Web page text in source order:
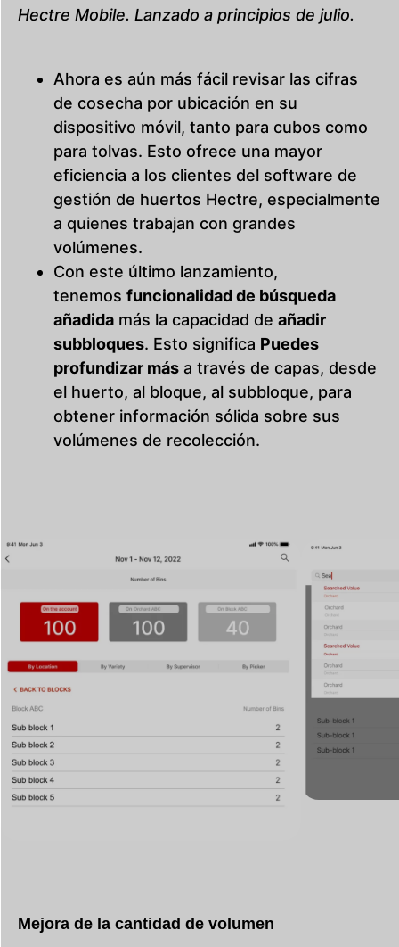
Hectre Mobile. Lanzado a principios de julio.
Ahora es aún más fácil revisar las cifras
de cosecha por ubicación en su
dispositivo móvil, tanto para cubos como
para tolvas. Esto ofrece una mayor
eficiencia a los clientes del software de
gestión de huertos Hectre, especialmente
a quienes trabajan con grandes
volúmenes.
Con este último lanzamiento,
tenemos funcionalidad de búsqueda
añadida más la capacidad de añadir
subbloques. Esto significa Puedes
profundizar más a través de capas, desde
el huerto, al bloque, al subbloque, para
obtener información sólida sobre sus
volúmenes de recolección.
Mejora de la cantidad de volumen